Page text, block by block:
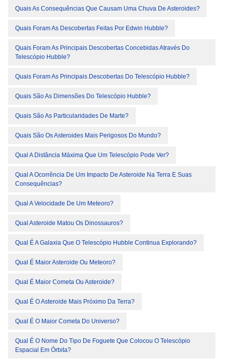
Quais As Consequências Que Causam Uma Chuva De Asteroides?
Quais Foram As Descobertas Feitas Por Edwin Hubble?
Quais Foram As Principais Descobertas Concebidas Através Do
Telescópio Hubble?
Quais Foram As Principais Descobertas Do Telescópio Hubble?
Quais São As Dimensões Do Telescópio Hubble?
Quais São As Particularidades De Marte?
Quais São Os Asteroides Mais Perigosos Do Mundo?
Qual A Distância Máxima Que Um Telescópio Pode Ver?
Qual A Ocorrência De Um Impacto De Asteroide Na Terra E Suas
Consequências?
Qual A Velocidade De Um Meteoro?
Qual Asteroide Matou Os Dinossauros?
Qual É A Galaxia Que O Telescópio Hubble Continua Explorando?
Qual É Maior Asteroide Ou Meteoro?
Qual É Maior Cometa Ou Asteroide?
Qual É O Asteroide Mais Próximo Da Terra?
Qual É O Maior Cometa Do Universo?
Qual É O Nome Do Tipo De Foguete Que Colocou O Telescópio
Espacial Em Órbita?